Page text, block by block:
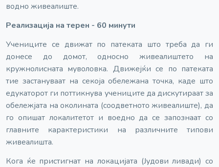
водно живеалиште.
Реализација на терен - 60 минути
Учениците се движат по патеката што треба да ги
донесе до домот, односно живеалиштето на
кружнолисната муволовка. Движејќи се по патеката
тие застануваат на секоја обележана точка, каде што
едукаторот ги поттикнува учениците да дискутираат за
обележјата на околината (соодветното живеалиште), да
го опишат локалитетот и воедно да се запознаат со
главните карактеристики на различните типови
живеалишта.
Кога ќе пристигнат на локацијата (Јудови ливади) со